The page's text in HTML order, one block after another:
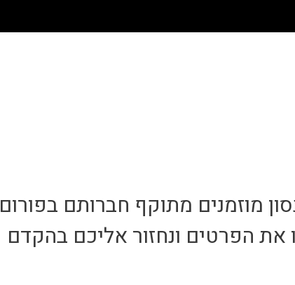
מוזמנים מתוקף חברותם בפורום
הפרטים ונחזור אליכם בהקדם